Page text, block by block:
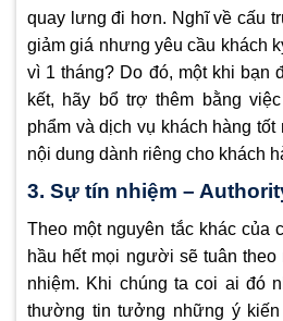
quay lưng đi hơn. Nghĩ về cấu
giảm giá nhưng yêu cầu khách
vì 1 tháng? Do đó, một khi bạn
kết, hãy bổ trợ thêm bằng
phẩm và dịch vụ khách hàng
nội dung dành riêng cho khách
3. Sự tín nhiệm –
Theo một nguyên tắc khác của
hầu hết mọi người sẽ tuân
nhiệm. Khi chúng ta coi ai đó
thường tin tưởng những ý